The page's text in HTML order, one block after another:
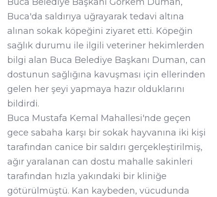
Buca'da saldırıya uğrayarak tedavi altına
alınan sokak köpeğini ziyaret etti. Köpeğin
sağlık durumu ile ilgili veteriner hekimlerden
bilgi alan Buca Belediye Başkanı Duman, can
dostunun sağlığına kavuşması için ellerinden
gelen her şeyi yapmaya hazır olduklarını
bildirdi.
Buca Mustafa Kemal Mahallesi'nde geçen
gece sabaha karşı bir sokak hayvanına iki kişi
tarafından canice bir saldırı gerçekleştirilmiş,
ağır yaralanan can dostu mahalle sakinleri
tarafından hızla yakındaki bir kliniğe
götürülmüştü. Kan kaybeden, vücudunda